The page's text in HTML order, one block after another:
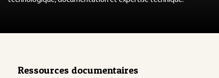
Ressources documentaires